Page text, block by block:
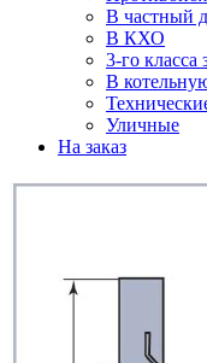
В частный
В КХО
3-го
В
Уличные
На заказ